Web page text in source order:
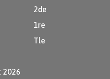
2026
2de
1re
Tle